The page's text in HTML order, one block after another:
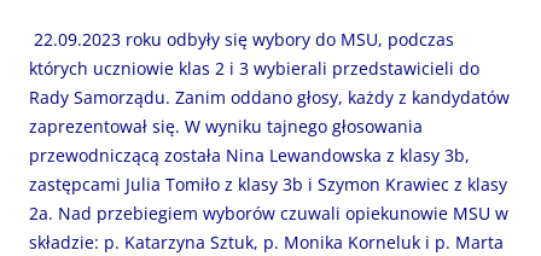
22.09.2023 roku odbyły się wybory do MSU, podczas
których uczniowie klas 2 i 3 wybierali przedstawicieli do
Rady Samorządu. Zanim oddano głosy, każdy z kandydatów
zaprezentował się. W wyniku tajnego głosowania
przewodniczącą została Nina Lewandowska z klasy 3b,
zastępcami Julia Tomiło z klasy 3b i Szymon Krawiec z klasy
2a. Nad przebiegiem wyborów czuwali opiekunowie MSU w
składzie: p. Katarzyna Sztuk, p. Monika Korneluk i p. Marta